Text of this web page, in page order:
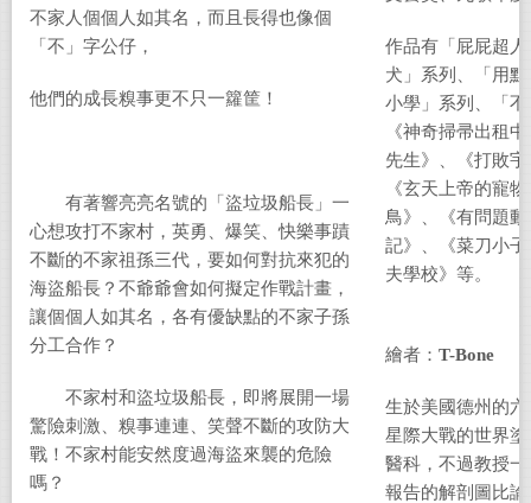
不家人個個人如其名，而且長得也像個
「不」字公仔，
他們的成長糗事更不只一籮筐！
有著響亮亮名號的「盜垃圾船長」一
心想攻打不家村，英勇、爆笑、快樂事蹟
不斷的不家祖孫三代，要如何對抗來犯的
海盜船長？不爺爺會如何擬定作戰計畫，
讓個個人如其名，各有優缺點的不家子孫
分工合作？
不家村和盜垃圾船長，即將展開一場
驚險刺激、糗事連連、笑聲不斷的攻防大
戰！不家村能安然度過海盜來襲的危險
嗎？
作品有「屁屁超
犬」系列、「用
小學」系列、「
《神奇掃帚出租
先生》、《打敗
《玄天上帝的寵
鳥》、《有問題
記》、《菜刀小
夫學校》等。
繪者： T-Bone
生於美國德州的
星際大戰的世界
醫科，不過教授
報告的解剖圖比